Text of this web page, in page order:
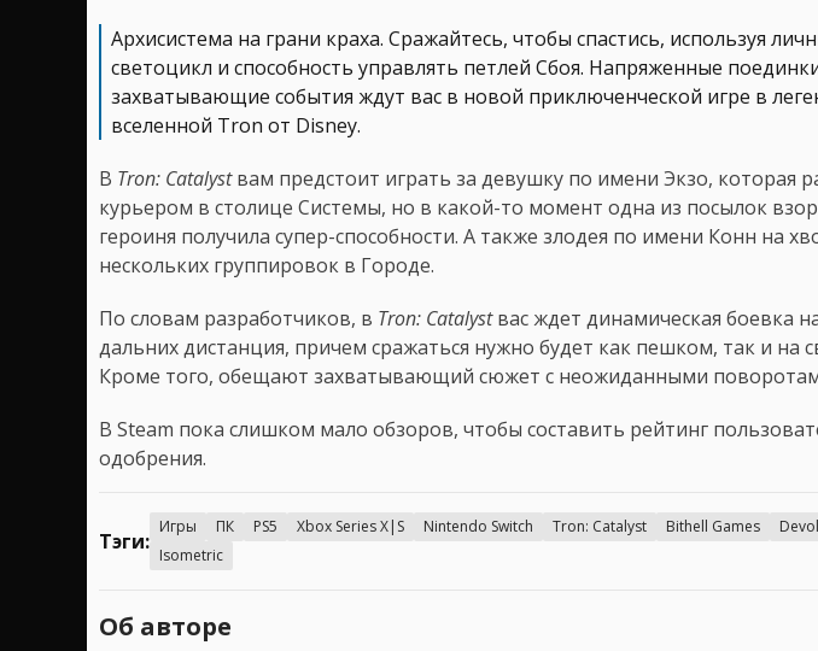
Архисистема на грани краха. Сражайтесь, чтобы спастись, используя
светоцикл и способность управлять петлей Сбоя. Напряженные
захватывающие события ждут вас в новой приключенческой игре в
вселенной Tron от Disney.
В Tron: Catalystвам предстоит играть за девушку по имени Экзо, которая
курьером в столице Системы, но в какой-то момент одна из посылок
героиня получила супер-способности. А также злодея по имени Конн на
нескольких группировок в Городе.
По словам разработчиков, в Tron: Catalystвас ждет динамическая боевка
дальних дистанция, причем сражаться нужно будет как пешком, так и на
Кроме того, обещают захватывающий сюжет с неожиданными
В Steam пока слишком мало обзоров, чтобы составить рейтинг
одобрения.
Тэги:
Игры ПК PS5 Xbox Series X|S Nintendo Switch Tron: Catalyst Bithell Games
Isometric
Об авторе